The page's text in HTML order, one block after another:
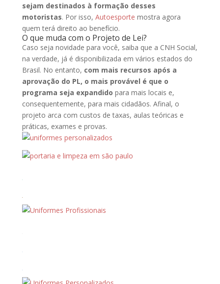
sejam destinados à formação desses
motoristas. Por isso, Autoesporte mostra agora
quem terá direito ao benefício.
O que muda com o Projeto de Lei?
Caso seja novidade para você, saiba que a CNH Social,
na verdade, já é disponibilizada em vários estados do
Brasil. No entanto, com mais recursos após a
aprovação do PL, o mais provável é que o
programa seja expandido para mais locais e,
consequentemente, para mais cidadãos. Afinal, o
projeto arca com custos de taxas, aulas teóricas e
práticas, exames e provas.